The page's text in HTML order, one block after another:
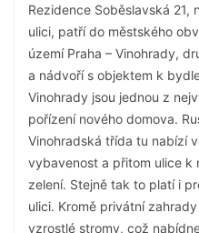
Rezidence Soběslavská 21,
ulici, patří do městského
území Praha – Vinohrady,
a nádvoří s objektem k
Vinohrady jsou jednou z
pořízení nového domova.
Vinohradská třída tu nabízí
vybavenost a přitom ulice k
zelení. Stejně tak to platí i
ulici. Kromě privátní
vzrostlé stromy, což